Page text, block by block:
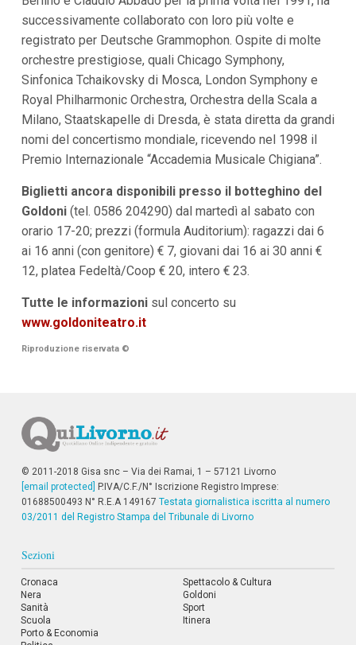
successivamente collaborato con loro più volte e
registrato per Deutsche Grammophon. Ospite di molte
orchestre prestigiose, quali Chicago Symphony,
Sinfonica Tchaikovsky di Mosca, London Symphony e
Royal Philharmonic Orchestra, Orchestra della Scala a
Milano, Staatskapelle di Dresda, è stata diretta da grandi
nomi del concertismo mondiale, ricevendo nel 1998 il
Premio Internazionale “Accademia Musicale Chigiana”.
Biglietti ancora disponibilipresso il botteghino del
Goldoni (tel. 0586 204290) dal martedì al sabato con
orario 17-20; prezzi (formula Auditorium): ragazzi dai 6
ai 16 anni (con genitore) € 7, giovani dai 16 ai 30 anni €
12, platea Fedeltà/Coop € 20, intero € 23.
Tutte le informazionisul concerto su
www.goldoniteatro.it
Riproduzione riservata ©
© 2011-2018 Gisa snc – Via dei Ramai, 1 – 57121 Livorno
[email protected]
P.IVA/C.F./N° Iscrizione Registro Imprese:
01688500493 N° R.E.A 149167 Testata giornalistica iscritta al numero
03/2011 del Registro Stampa del Tribunale di Livorno
Sezioni
Cronaca
Nera
Sanità
Scuola
Porto & Economia
Spettacolo & Cultura
Goldoni
Sport
Itinera